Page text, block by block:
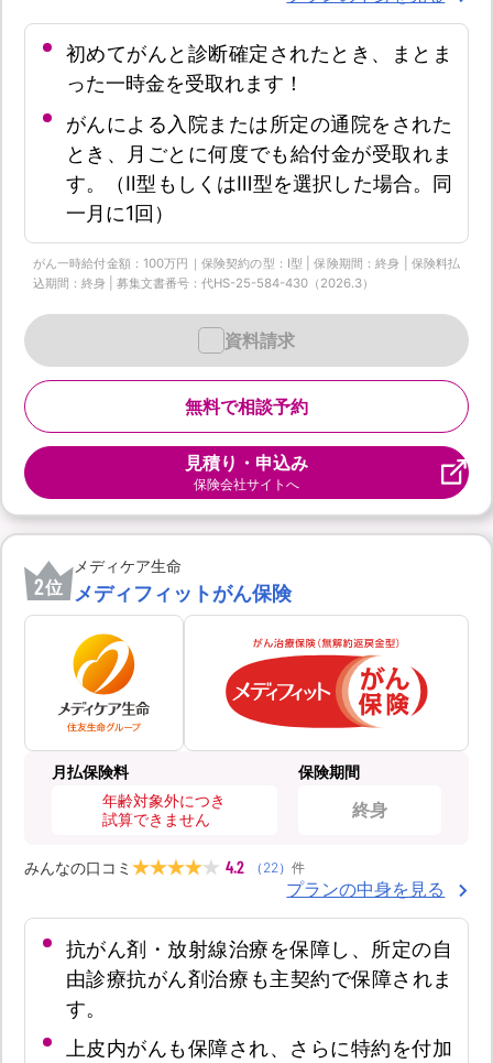
初めてがんと診断確定されたとき、まとま
った一時金を受取れます！
がんによる入院または所定の通院をされた
とき、月ごとに何度でも給付金が受取れま
す。（Ⅱ型もしくはⅢ型を選択した場合。同
一月に1回）
がん一時給付金額：100万円｜保険契約の型：Ⅰ型 | 保険期間：終身 | 保険料払
込期間：終身 | 募集文書番号：代HS-25-584-430（2026.3）
無料で相談予約
資料請求
見積り・申込み
保険会社サイトへ
2位
メディケア生命
メディフィットがん保険
月払保険料
年齢対象外につき
試算できません
保険期間
終身
みんなの口コミ 4.2 （ 22） 件
プランの中身を見る
抗がん剤・放射線治療を保障し、所定の自
由診療抗がん剤治療も主契約で保障されま
す。
上皮内がんも保障され、さらに特約を付加